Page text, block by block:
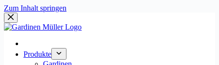
Zum Inhalt springen
Produkte